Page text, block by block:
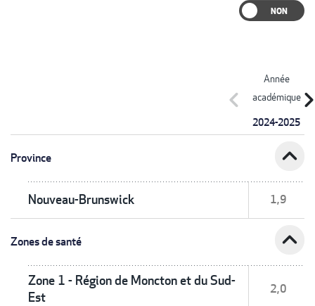
Année
académique
2024-2025
chevron_left
Province expand_less
Nouveau-Brunswick 1,9
Zones de santé expand_less
Zone 1 - Région de Moncton et du Sud-
Est
2,0